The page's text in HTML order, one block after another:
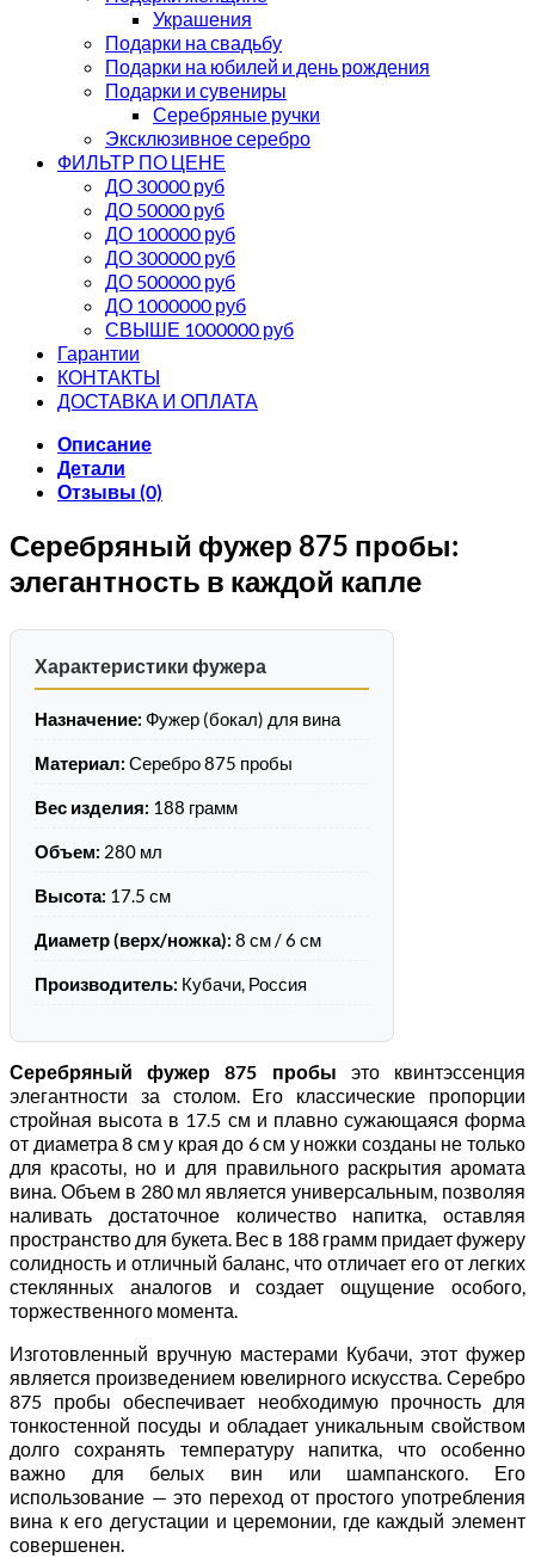
Украшения
Подарки на свадьбу
Подарки на юбилей и день рождения
Подарки и сувениры
Серебряные ручки
Эксклюзивное серебро
ФИЛЬТР ПО ЦЕНЕ
ДО 30000 руб
ДО 50000 руб
ДО 100000 руб
ДО 300000 руб
ДО 500000 руб
ДО 1000000 руб
СВЫШЕ 1000000 руб
Гарантии
КОНТАКТЫ
ДОСТАВКА И ОПЛАТА
Описание
Детали
Отзывы (0)
Серебряный фужер 875 пробы:
элегантность в каждой капле
Характеристики фужера
Назначение: Фужер (бокал) для вина
Материал: Серебро 875 пробы
Вес изделия: 188 грамм
Объем: 280 мл
Высота: 17.5 см
Диаметр (верх/ножка): 8 см / 6 см
Производитель: Кубачи, Россия
Серебряный фужер 875 пробы это квинтэссенция
элегантности за столом. Его классические пропорции
стройная высота в 17.5 см и плавно сужающаяся форма
от диаметра 8 см у края до 6 см у ножки созданы не только
для красоты, но и для правильного раскрытия аромата
вина. Объем в 280 мл является универсальным, позволяя
наливать достаточное количество напитка, оставляя
пространство для букета. Вес в 188 грамм придает фужеру
солидность и отличный баланс, что отличает его от легких
стеклянных аналогов и создает ощущение особого,
торжественного момента.
Изготовленный вручную мастерами Кубачи, этот фужер
является произведением ювелирного искусства. Серебро
875 пробы обеспечивает необходимую прочность для
тонкостенной посуды и обладает уникальным свойством
долго сохранять температуру напитка, что особенно
важно для белых вин или шампанского. Его
использование — это переход от простого употребления
вина к его дегустации и церемонии, где каждый элемент
совершенен.